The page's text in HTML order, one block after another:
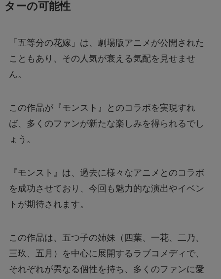
Uって誰？
題の男性は誰？
からせる！はどこで読める？無料で読めるの？
アルバイト募集は本当に信頼できる？～疑わし
トワン賞を手に入れる方法とは？
ターの可能性
「五等分の花嫁」は、劇場版アニメが公開された
こともあり、その人気が衰える気配を見せませ
ん。
この作品が『モンスト』とのコラボを実現すれ
ば、多くのファンが新たな楽しみを得られるでし
ょう。
『モンスト』は、過去に様々なアニメとのコラボ
を成功させており、今回も魅力的な演出やイベン
トが期待されます。
この作品は、五つ子の姉妹（四葉、一花、二乃、
三玖、五月）を中心に展開するラブコメディで、
それぞれが異なる個性を持ち、多くのファンに愛